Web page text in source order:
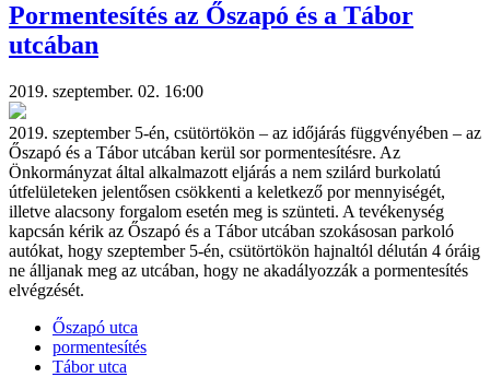
Pormentesítés az Őszapó és a Tábor
utcában
2019. szeptember. 02. 16:00
2019. szeptember 5-én, csütörtökön – az időjárás függvényében – az
Őszapó és a Tábor utcában kerül sor pormentesítésre. Az
Önkormányzat által alkalmazott eljárás a nem szilárd burkolatú
útfelületeken jelentősen csökkenti a keletkező por mennyiségét,
illetve alacsony forgalom esetén meg is szünteti. A tevékenység
kapcsán kérik az Őszapó és a Tábor utcában szokásosan parkoló
autókat, hogy szeptember 5-én, csütörtökön hajnaltól délután 4 óráig
ne álljanak meg az utcában, hogy ne akadályozzák a pormentesítés
elvégzését.
Őszapó utca
pormentesítés
Tábor utca